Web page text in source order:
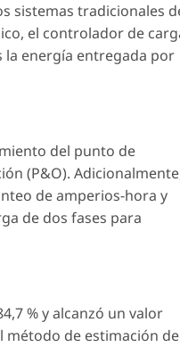
sistemas tradicionales
el controlador de
la energía entregada por
del punto de
(P&O).
de amperios-hora y
de dos fases para
% y alcanzó un valor
método de estimación